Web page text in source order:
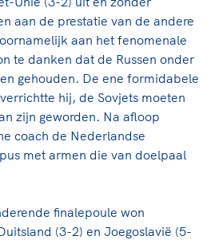
je buurjongen.
de club? Wat mag wel
kantine en online?
Een gedragscode geeft
dus een belangrijk
rondom gewenst en
aan de prestatie van de andere
aan het fenomenale
te danken dat de Russen onder
gehouden. De ene formidabele
hij, de Sovjets moeten
zijn geworden. Na afloop
coach de Nederlandse
met armen die van doelpaal
finalepoule won
(3-2) en Joegoslavië (5-